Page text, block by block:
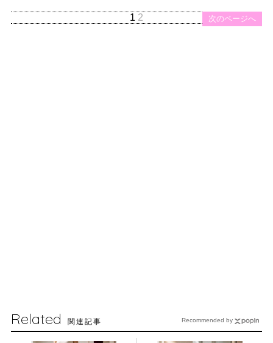
次のページへ
1 2
Related 関連記事 Recommended by